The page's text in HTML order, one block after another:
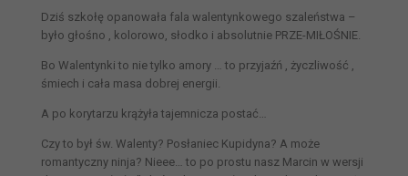
Dziś szkołę opanowała fala walentynkowego szaleństwa –
było głośno , kolorowo, słodko i absolutnie PRZE-MIŁOŚNIE.
Bo Walentynki to nie tylko amory … to przyjaźń , życzliwość ,
śmiech i cała masa dobrej energii.
A po korytarzu krążyła tajemnicza postać…
Czy to był św. Walenty? Posłaniec Kupidyna? A może
romantyczny ninja? Nieee… to po prostu nasz Marcin w wersji